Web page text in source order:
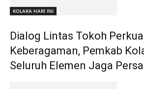
KOLAKA HARI INI
Dialog Lintas Tokoh
Keberagaman, Pemkab
Seluruh Elemen Jaga